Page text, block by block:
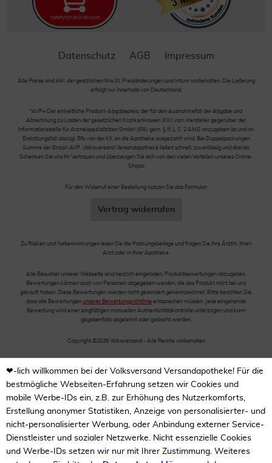
Datenschutz AGB Impressum
Alle Preise sind inkl. der gestzlichen MwSt. Preisänderungen und Irrtum vorbehalten. Die Lieferung
erfolgt nur innerhalb von Deutschland.
*AVP= Der einheitliche Produkt-Abgabepreis, der für den Ausnahmefall der Abgabe und
Abrechnung zu Lasten der gesetzlichen Krankenkassen (KK) vom Hersteller gegenüber der
Informationsstelle für Arzneispezialitäten GmbH (IFA) gem. § III 1, S. 2 AMG anzugeben ist und im
Erstattungsfall abzügl. 5% von der KK an die Apotheke ausgezahlt wird. Bei Doppelpackungen
Summe der Einzel-AVP. Volksversand Versandapotheke liefert schnell, zuverlässig und diskret.
Schenken Sie uns Ihr Vertrauen und überzeugen Sie sich von den vielen Vorteilen unseres Online-
Shops!
Für den Widerruf einer Bestellung nutzen Sie das Formular:
Vertrag widerrufen
Zu Risiken und Nebenwirkungen lesen Sie die Packungsbeilage und fragen Sie Ihre Ärztin, Ihren
Arzt oder in Ihrer Apotheke.
Alle Besucher unserer Webseite sind herzlich eingeladen, Produktbewertungen abzugeben.
Bewertungen können auch von Personen abgegeben werden, die das Produkt nicht bei uns
gekauft haben. Diese Bewertungen werden nicht gesondert gekennzeichnet. Bitte beachten Sie,
dass alle Bewertungen unserer Bewertungsrichtlinie entsprechen müssen. Jede eingehende
Bewertung wird einer sorgfältigen manuellen Authentizitätskontrolle unterzogen und kann
gegebenfalls abgelehnt oder gelöscht werden.
Copyright ©2026 Volksversand - Alle Rechte vorbehalten
❤-lich willkommen bei der Volksversand Versandapotheke! Für die
bestmögliche Webseiten-Erfahrung setzen wir Cookies und
mobile Werbe-IDs ein, z.B. zur Erhöhung des Nutzerkomforts,
Erstellung anonymer Statistiken, Anzeige von personalisierter- und
nicht-personalisierter Werbung, oder Anbindung externer Service-
Dienstleister und sozialer Netzwerke. Nicht essenzielle Cookies
und Werbe-IDs setzen wir nur mit Ihrer Zustimmung. Weiteres